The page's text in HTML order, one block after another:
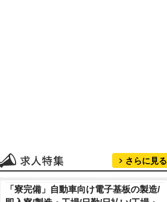
さらに見る
「寮完備」自動車向け電子基板の製造/